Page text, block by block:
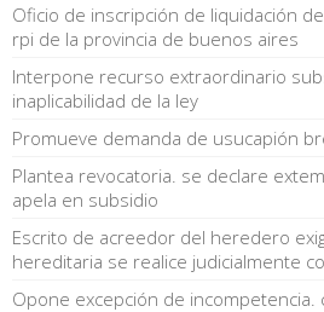
Oficio de inscripción de liquidación
rpi de la provincia de buenos aires
Interpone recurso extraordinario
inaplicabilidad de la ley
Promueve demanda de usucapión
Plantea revocatoria. se declare
apela en subsidio
Escrito de acreedor del heredero
hereditaria se realice judicialmente
Opone excepción de incompetencia.